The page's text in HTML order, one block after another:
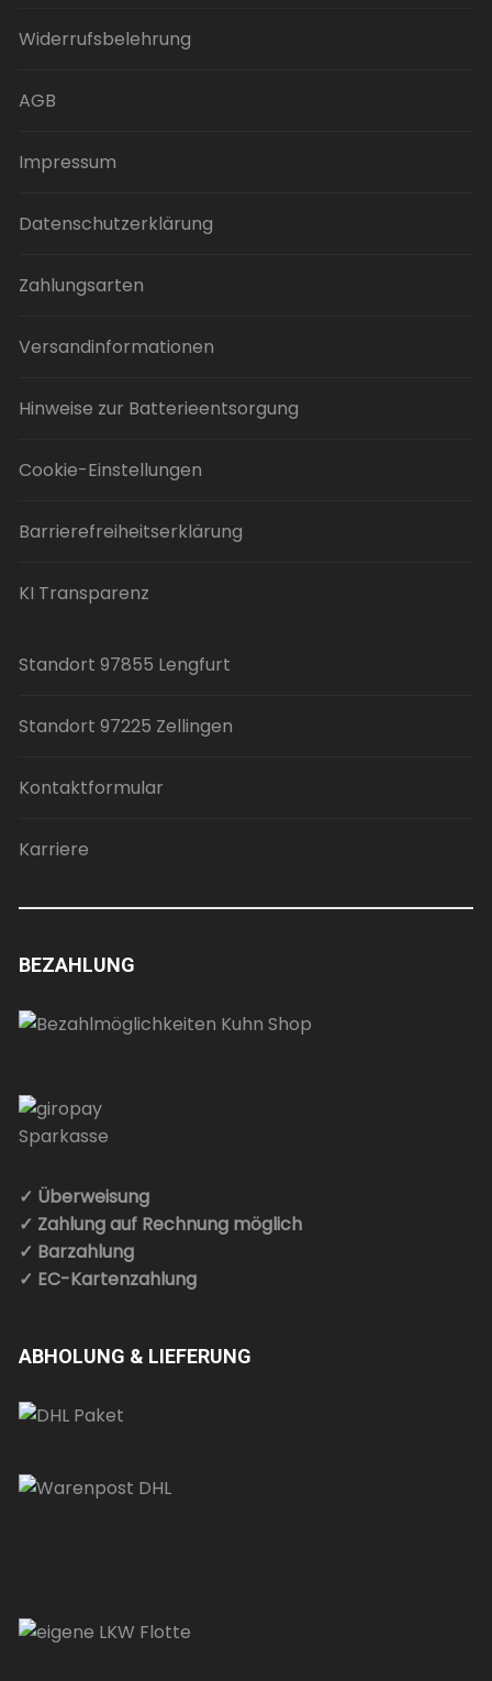
Widerrufsbelehrung
AGB
Impressum
Datenschutzerklärung
Zahlungsarten
Versandinformationen
Hinweise zur Batterieentsorgung
Cookie-Einstellungen
Barrierefreiheitserklärung
KI Transparenz
Standort 97855 Lengfurt
Standort 97225 Zellingen
Kontaktformular
Karriere
BEZAHLUNG
✓ Überweisung
✓ Zahlung auf Rechnung möglich
✓ Barzahlung
✓ EC-Kartenzahlung
ABHOLUNG & LIEFERUNG